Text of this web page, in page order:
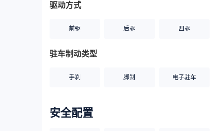
驱动方式
前驱 后驱 四驱
驻车制动类型
手刹 脚刹 电子驻车
安全配置